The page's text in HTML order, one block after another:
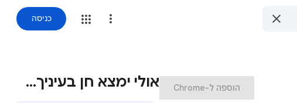
כניסה
‏הוספה ל-Chrome אולי ימצא חן בעיניך…